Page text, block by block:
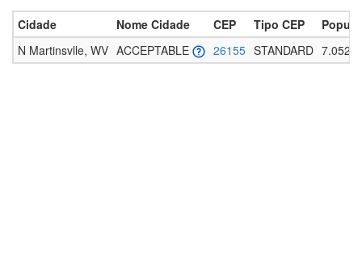
Cidade Nome Cidade CEP Tipo CEP
N Martinsvlle, WV ACCEPTABLE 26155 STANDARD 7.052